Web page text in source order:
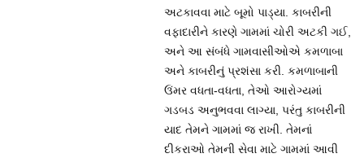
અટકાવવા માટે બૂમો પાડ્યા. કાબરીની
વફાદારીને કારણે ગામમાં ચોરી અટકી ગઈ,
અને આ સંબંધે ગામવાસીઓએ કમળાબા
અને કાબરીનું પ્રશંસા કરી. કમળાબાની
ઉંમર વધતા-વધતા, તેઓ આરોગ્યમાં
ગડબડ અનુભવવા લાગ્યા, પરંતુ કાબરીની
યાદ તેમને ગામમાં જ રાખી. તેમનાં
દીકરાઓ તેમની સેવા માટે ગામમાં આવી